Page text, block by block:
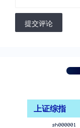
提交评论
上证综指